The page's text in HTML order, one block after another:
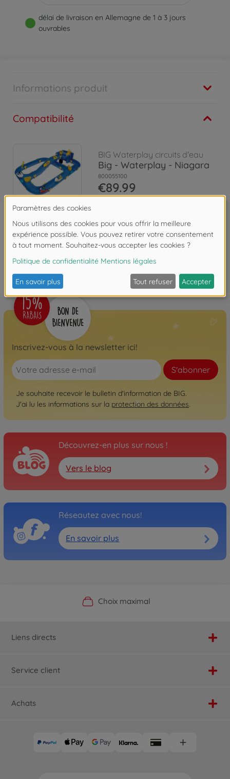
délai de livraison en Allemagne de 1 à 3 jours
ouvrables
Informations produit
Compatibilité
BIG Waterplay circuits d'eau
Big - Waterplay - Niagara
800055100
€89.99
Les avis
FAQ
Inscrivez-vous à la newsletter ici!
S'abonner
Je souhaite recevoir le bulletin d'information de BIG.
J'ai lu les informations sur la protection des données.
Découvrez-en plus sur nous !
Vers le blog
Réseautez avec nous!
En savoir plus
Boutique officielle du fabricant
Choix maximal
Service personnalisé
Livraison rapide
Liens directs
Service client
Achats